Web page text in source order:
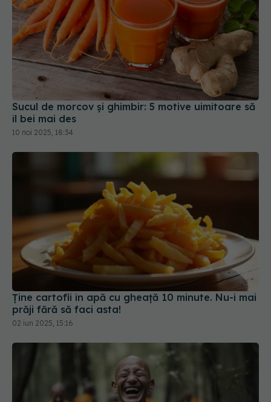
Sucul de morcov și ghimbir: 5 motive uimitoare să
îl bei mai des
10 noi 2025, 18:34
Ține cartofii în apă cu gheață 10 minute. Nu-i mai
prăji fără să faci asta!
02 iun 2025, 15:16